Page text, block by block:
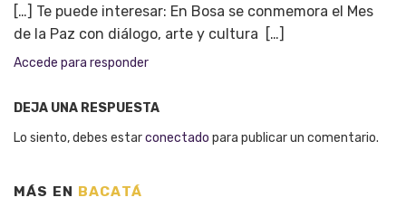
[…] Te puede interesar: En Bosa se conmemora el Mes
de la Paz con diálogo, arte y cultura […]
Accede para responder
DEJA UNA RESPUESTA
Lo siento, debes estarconectado para publicar un comentario.
MÁS EN BACATÁ